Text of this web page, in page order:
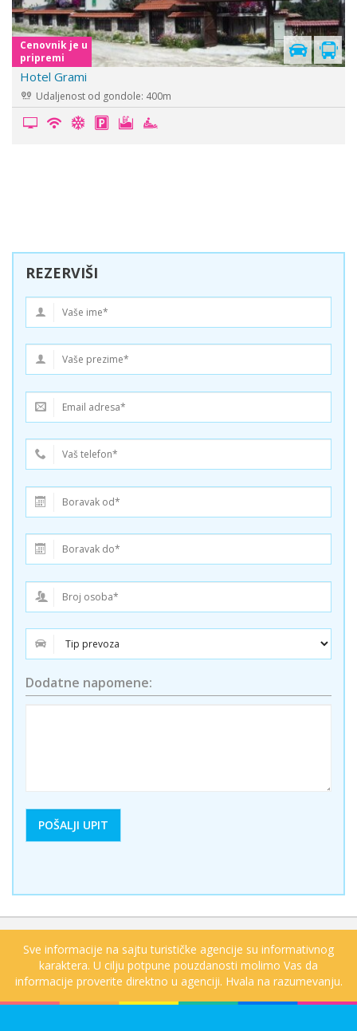
Cenovnik je u
pripremi
Hotel Kralev Dvor
Udaljenost od gondole: 900m
REZERVIŠI
Dodatne napomene:
Sve informacije na sajtu turističke agencije su informativnog
karaktera. U cilju potpune pouzdanosti molimo Vas da
informacije proverite direktno u agenciji. Hvala na razumevanju.